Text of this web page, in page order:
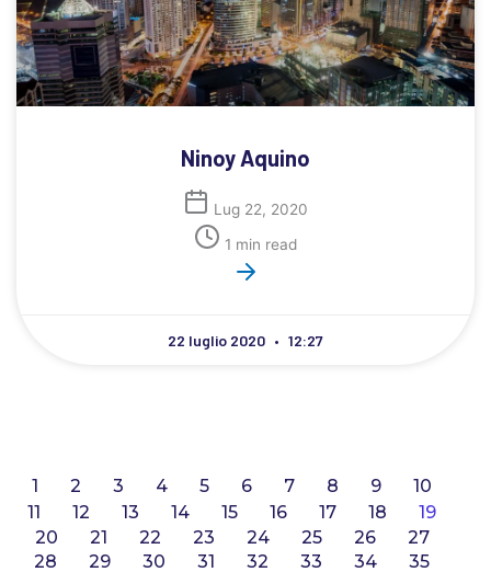
Ninoy Aquino
Lug 22, 2020
1 min read
22 luglio 2020 12:27
1 2 3 4 5 6 7 8 9
10
11
12 13 14 15 16 17 18
19
20
21 22 23 24 25 26
27
28
29 30 31 32 33 34
35